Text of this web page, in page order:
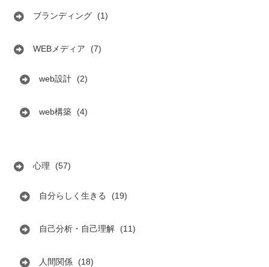
ブランディング (1)
WEBメディア (7)
web設計 (2)
web構築 (4)
心理 (57)
自分らしく生きる (19)
自己分析・自己理解 (11)
人間関係 (18)